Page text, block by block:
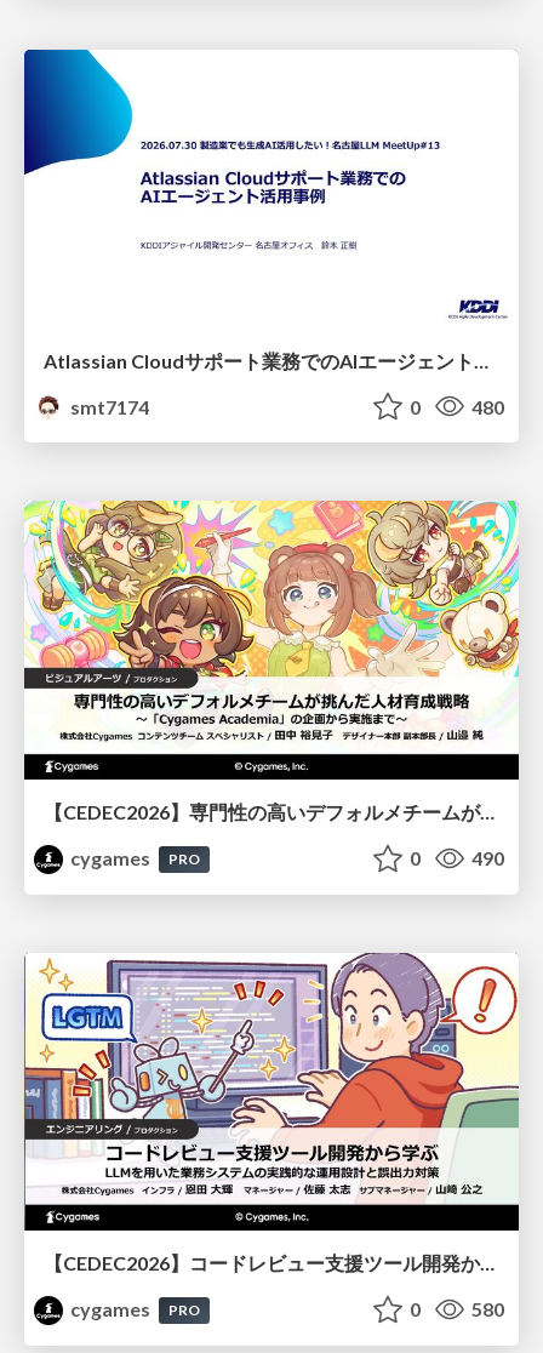
smt7174
0 480
【CEDEC2026】専門性の高いデフォルメチームが挑んだ人材育成戦略 〜Cygames Academiaの企画から実施まで〜
cygames
PRO 0 490
【CEDEC2026】コードレビュー支援ツール開発から学ぶ：LLMを用いた業務システムの実践的な運用設計と誤出力対策
cygames
PRO 0 580